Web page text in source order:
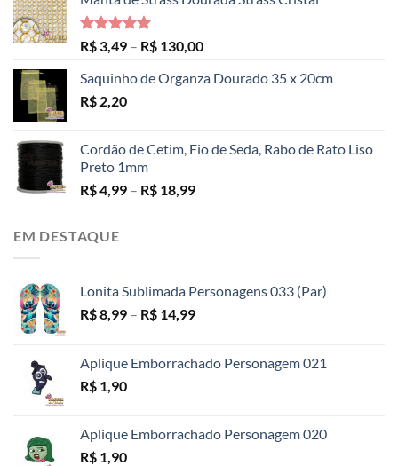
Avaliação
5.00
de 5
R$ 3,49 – R$ 130,00Faixa
preço:
Saquinho de Organza Dourado 35 x 20cm
R$ 2,20
Cordão de Cetim, Fio de Seda, Rabo de Rato Liso
Preto 1mm
R$4,99 – R$ 18,99Faixa
EM DESTAQUE
Lonita Sublimada Personagens 033 (Par)
R$8,99 – R$ 14,99Faixa
R$ 8,99
Aplique Emborrachado Personagem 021
R$ 1,90
Aplique Emborrachado Personagem 020
R$ 1,90